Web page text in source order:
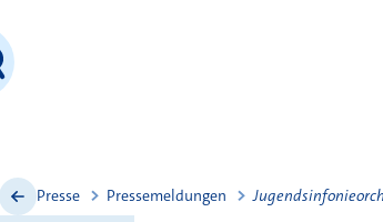
Presse Pressemeldungen